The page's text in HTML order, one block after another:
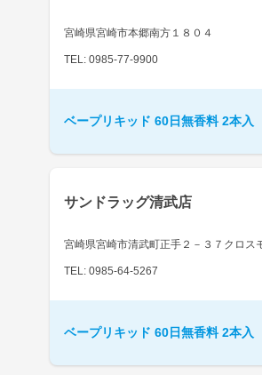
宮崎県宮崎市本郷南方１８０４
TEL: 0985-77-9900
ベープリキッド 60日無香料 2本入
サンドラッグ清武店
宮崎県宮崎市清武町正手２－３７クロス
TEL: 0985-64-5267
ベープリキッド 60日無香料 2本入